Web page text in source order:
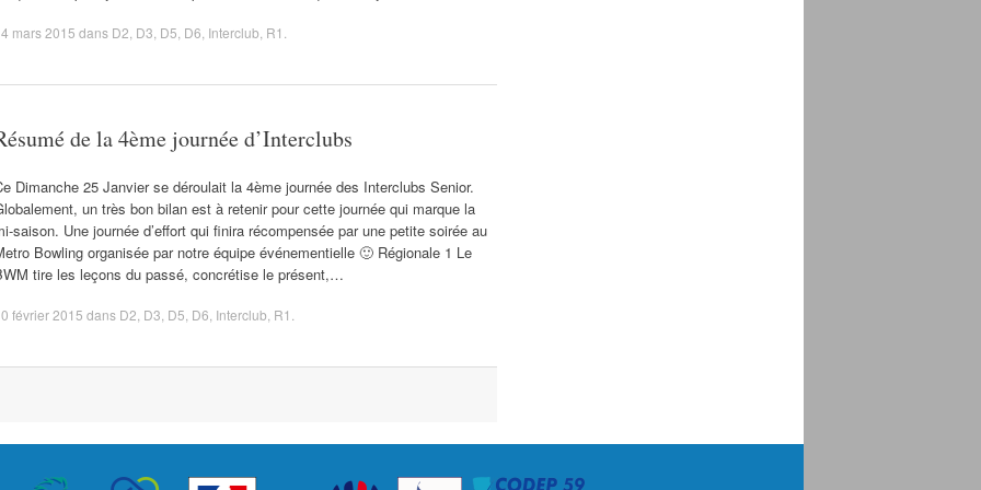
mars 2015 dans D2 D3 D5 D6 Interclub R1
de la 4ème journée d’Interclubs
Dimanche 25 Janvier se déroulait la 4ème journée des Interclubs Senior.
un très bon bilan est à retenir pour cette journée qui marque la
saison. Une journée d’effort qui finira récompensée par une petite soirée au
Bowling organisée par notre équipe événementielle 🙂 Régionale 1 Le
tire les leçons du passé, concrétise le présent,…
février 2015 dans D2 D3 D5 D6 Interclub R1